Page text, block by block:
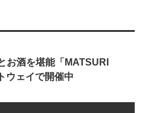
お酒を堪能「MATSURI
ウェイで開催中